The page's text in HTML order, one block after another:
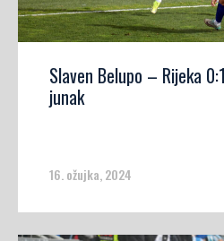
Slaven Belupo – Rijeka
junak
16. ožujka, 2024